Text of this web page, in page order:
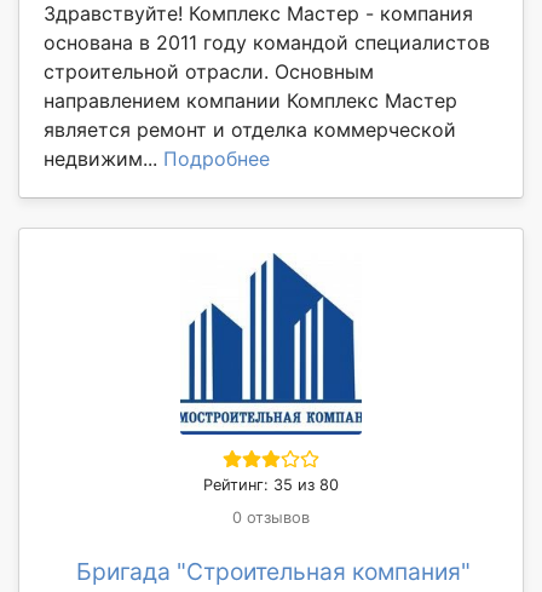
Здравствуйте! Комплекс Мастер - компания
основана в 2011 году командой специалистов
строительной отрасли. Основным
направлением компании Комплекс Мастер
является ремонт и отделка коммерческой
недвижим... Подробнее
Рейтинг: 35 из 80
0 отзывов
Бригада "Строительная компания"